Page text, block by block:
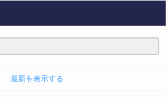
最新を表示する